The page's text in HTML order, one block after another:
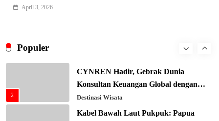
Populer
2
CYNREN Hadir, Gebrak Dunia
Konsultan Keuangan Global dengan
Sentuhan AI
Destinasi Wisata
Kabel Bawah Laut Pukpuk: Papua
April 3, 2026